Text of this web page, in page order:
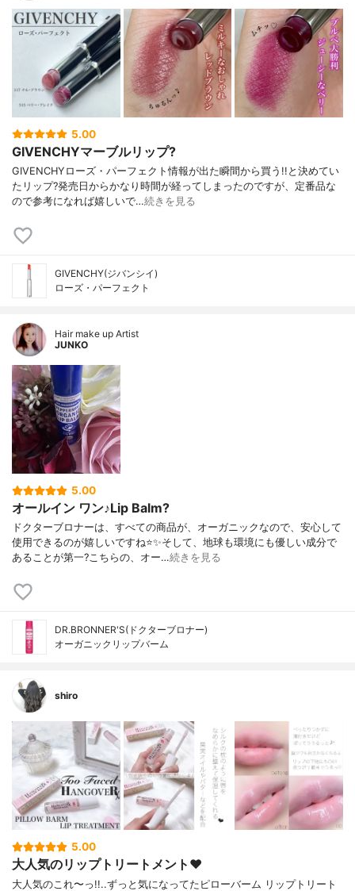
5.00
GIVENCHYマーブルリップ?
GIVENCHYローズ・パーフェクト情報が出た瞬間から買う!!と決めてい
たリップ?発売日からかなり時間が経ってしまったのですが、定番品な
ので参考になれば嬉しいで…続きを見る
GIVENCHY(ジバンシイ)
ローズ・パーフェクト
Hair make up Artist
JUNKO
5.00
オールイン ワン♪Lip Balm?
ドクターブロナーは、すべての商品が、オーガニックなので、安心して
使用できるのが嬉しいですね⭐️✨そして、地球も環境にも優しい成分で
あることが第一?こちらの、オー…続きを見る
DR.BRONNER'S(ドクターブロナー)
オーガニックリップバーム
shiro
5.00
大人気のリップトリートメント❤︎
大人気のこれ〜っ!! . . ずっと気になってた ピローバーム リップトリート